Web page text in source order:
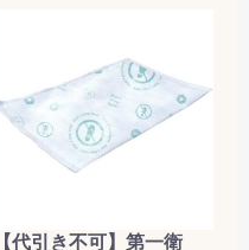
【代引き不可】第一衛